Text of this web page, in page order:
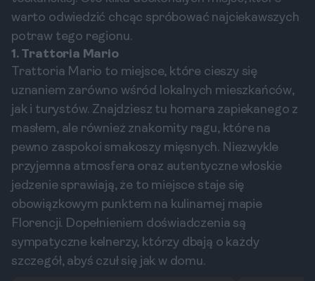
warto odwiedzić chcąc spróbować najciekawszych
potraw tego regionu.
1. Trattoria Mario
Trattoria Mario to miejsce, które cieszy się
uznaniem zarówno wśród lokalnych mieszkańców,
jak i turystów. Znajdziesz tu homara zapiekanego z
masłem, ale również znakomity ragu, które na
pewno zaspokoi smakoszy mięsnych. Niezwykle
przyjemna atmosfera oraz autentyczne włoskie
jedzenie sprawiają, że to miejsce staje się
obowiązkowym punktem na kulinarnej mapie
Florencji. Dopełnieniem doświadczenia są
sympatyczne kelnerzy, którzy dbają o każdy
szczegół, abyś czuł się jak w domu.